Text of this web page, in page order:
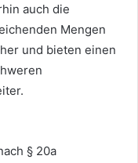
auch die
Mengen
und bieten einen
§ 20a